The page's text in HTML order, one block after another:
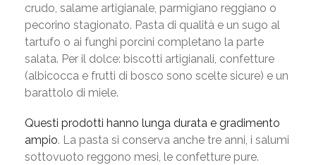
crudo, salame artigianale, parmigiano reggiano o
pecorino stagionato. Pasta di qualità e un sugo al
tartufo o ai funghi porcini completano la parte
salata. Per il dolce: biscotti artigianali, confetture
(albicocca e frutti di bosco sono scelte sicure) e un
barattolo di miele.
Questi prodotti hanno lunga durata e gradimento
ampio. La pasta si conserva anche tre anni, i salumi
sottovuoto reggono mesi, le confetture pure.